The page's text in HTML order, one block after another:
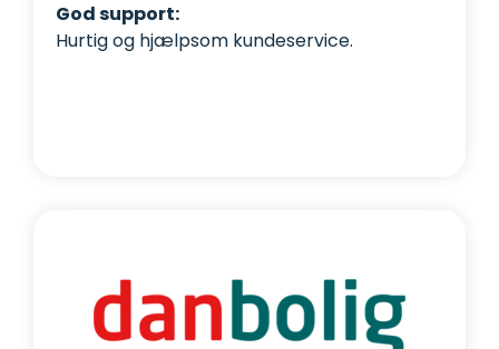
God support:
Hurtig og hjælpsom kundeservice.